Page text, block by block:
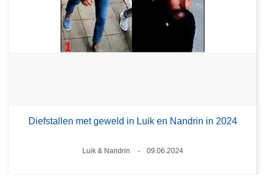
Diefstallen met geweld in Luik en Nandrin in 2024
Plaats
Luik & Nandrin
09.06.2024